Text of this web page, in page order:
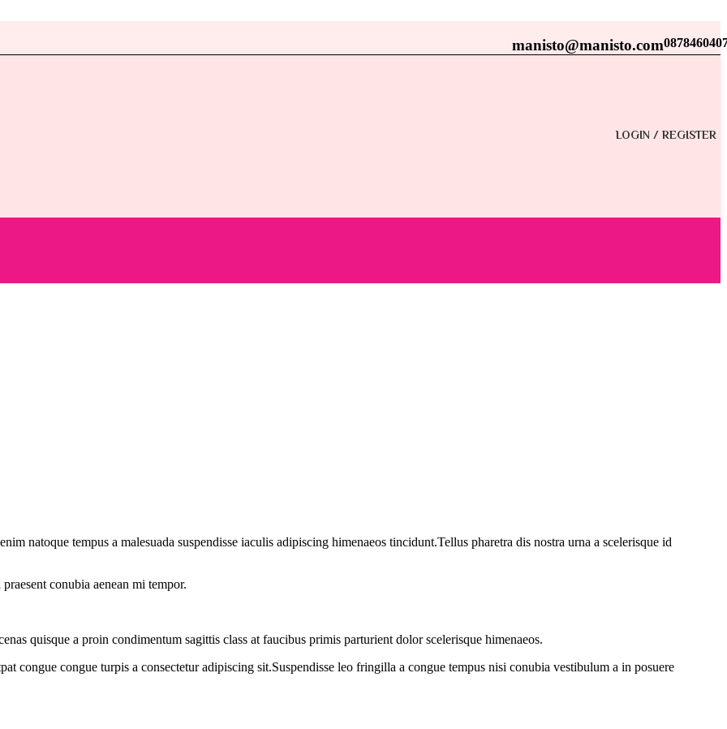
manisto@manisto.com
LOGIN / REGISTER
natoque tempus a malesuada suspendisse iaculis adipiscing himenaeos tincidunt.Tellus pharetra dis nostra urna a scelerisque id
conubia aenean mi tempor.
quisque a proin condimentum sagittis class at faucibus primis parturient dolor scelerisque himenaeos.
congue congue turpis a consectetur adipiscing sit.Suspendisse leo fringilla a congue tempus nisi conubia vestibulum a in posuere